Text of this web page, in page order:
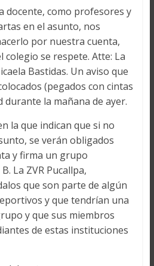
docente, como profesores y
en el asunto, nos
por nuestra cuenta,
colegio se respete. Atte: La
Bastidas. Un aviso que
(pegados con cintas
durante la mañana de ayer.
la que indican que si no
se verán obligados
y firma un grupo
La ZVR Pucallpa,
que son parte de algún
y que tendrían una
y que sus miembros
de estas instituciones